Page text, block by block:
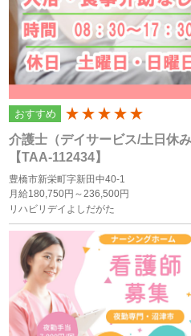
理に細心の注意を払い、これを
個人情報の利用目的
個人情報の利用目的は以下の通
当サイトにおけるユーザーへ
本サービスの利用に伴う連絡
付
ユーザーの承諾・申込みに基
への個人情報の提供
属性情報･端末情報・位置情
告・コンテンツ等の配信・表
本サービスの改善・新規サー
活動
介護士（デイサービス/土日休
【TAA-112434】
豊橋市新栄町字新田中40-1
月給180,750円～236,500円
リハビリデイよしだがた
おすすめ
200